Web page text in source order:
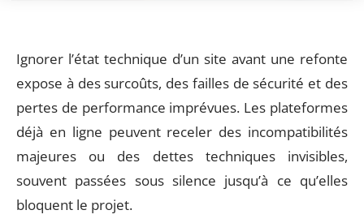
Ignorer l’état technique d’un site avant une refonte
expose à des surcoûts, des failles de sécurité et des
pertes de performance imprévues. Les plateformes
déjà en ligne peuvent receler des incompatibilités
majeures ou des dettes techniques invisibles,
souvent passées sous silence jusqu’à ce qu’elles
bloquent le projet.